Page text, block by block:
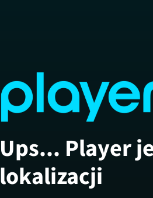
Ups... Player
lokalizacji